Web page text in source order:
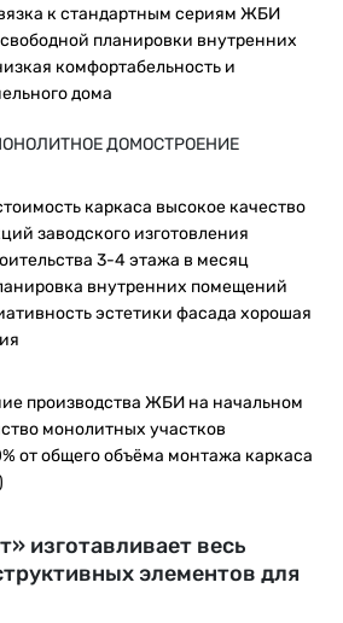
к стандартным сериям ЖБИ
планировки внутренних
комфортабельность и
дома
ДОМОСТРОЕНИЕ
каркаса высокое качество
заводского изготовления
3-4 этажа в месяц
внутренних помещений
эстетики фасада хорошая
производства ЖБИ на начальном
монолитных участков
от общего объёма монтажа каркаса
изготавливает весь
элементов для